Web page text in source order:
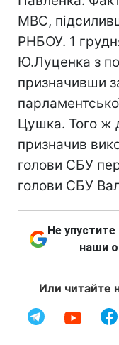
МВС,
РНБОУ. 1
Ю.Луценка з
призначивши
Цушка. Того ж
призначив
голови СБУ
голови СБУ
Не
наши
Или читайте